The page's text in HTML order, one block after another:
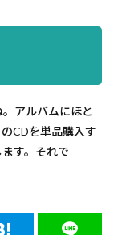
アルバムにほと
CDを単品購入す
す。それで